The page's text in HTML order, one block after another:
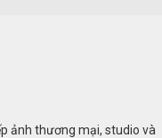
ảnh thương mại, studio và